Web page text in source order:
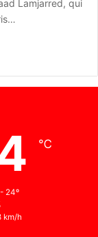
Lamjarred, qui
℃
24º
km/h